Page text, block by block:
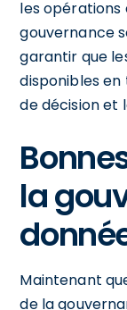
les opérations
gouvernance
garantir que
disponibles
de décision et
la
Maintenant
de la